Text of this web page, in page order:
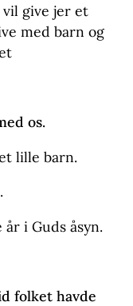
give jer et
med barn og
os.
lille barn.
i Guds åsyn.
folket havde